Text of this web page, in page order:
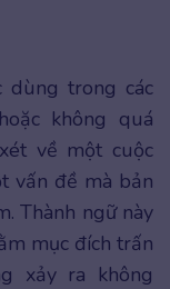
dùng trong các
không quá
về một cuộc
vấn đề mà bản
Thành ngữ này
mục đích trấn
xảy ra không